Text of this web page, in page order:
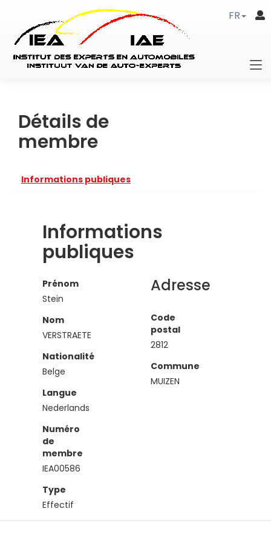
FR
Détails de
membre
Informations publiques
Informations
publiques
Prénom
Stein
Nom
VERSTRAETE
Nationalité
Belge
Langue
Nederlands
Numéro
de
membre
IEA00586
Type
Effectif
Adresse
Code
postal
2812
Commune
MUIZEN